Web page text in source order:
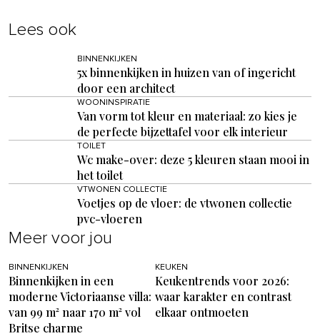
Lees ook
BINNENKIJKEN
5x binnenkijken in huizen van of ingericht
door een architect
WOONINSPIRATIE
Van vorm tot kleur en materiaal: zo kies je
de perfecte bijzettafel voor elk interieur
TOILET
Wc make-over: deze 5 kleuren staan mooi in
het toilet
VTWONEN COLLECTIE
Voetjes op de vloer: de vtwonen collectie
pvc-vloeren
Meer voor jou
BINNENKIJKEN
Binnenkijken in een
moderne Victoriaanse villa:
van 99 m² naar 170 m² vol
Britse charme
KEUKEN
Keukentrends voor 2026:
waar karakter en contrast
elkaar ontmoeten